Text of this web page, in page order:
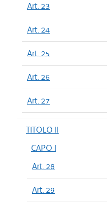
Art. 23
Art. 24
Art. 25
Art. 26
Art. 27
TITOLO II
CAPO I
Art. 28
Art. 29